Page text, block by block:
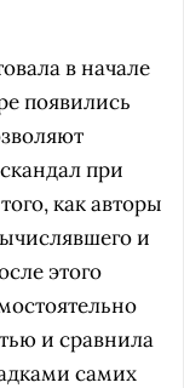
в начале
появились
при
как авторы
и
этого
и сравнила
самих